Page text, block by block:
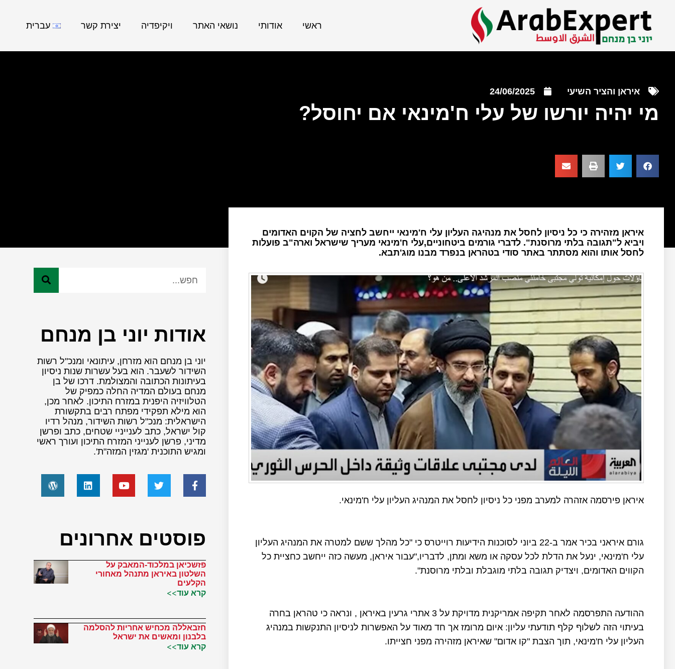
ראשי אודותי נושאי האתר ויקיפדיה יצירת קשר עברית
איראן והציר השיעי 24/06/2025
מי יהיה יורשו של עלי ח'מינאי אם יחוסל?
איראן מזהירה כי כל ניסיון לחסל את מנהיגה העליון עלי ח'מינאי ייחשב לחציה של הקוים האדומים
ויביא ל"תגובה בלתי מרוסנת". לדברי גורמים ביטחוניים,עלי ח'מינאי מעריך שישראל וארה"ב פועלות
לחסל אותו והוא מסתתר באתר סודי בטהראן בנפרד מבנו מוג'תבא.
איראן פירסמה אזהרה למערב מפני כל ניסיון לחסל את המנהיג העליון עלי ח'מינאי.
גורם איראני בכיר אמר ב-22 ביוני לסוכנות הידיעות רוייטרס כי "כל מהלך ששם למטרה את המנהיג העליון
עלי ח'מינאי, ינעל את הדלת לכל עסקה או משא ומתן, לדבריו,"עבור איראן, מעשה כזה ייחשב כחציית כל
הקווים האדומים, ויצדיק תגובה בלתי מוגבלת ובלתי מרוסנת".
ההודעה התפרסמה לאחר תקיפה אמריקנית מדויקת על 3 אתרי גרעין באיראן , ונראה כי טהראן בחרה
בעיתוי הזה לשלוף קלף תודעתי עליון: איום מרומז אך חד מאוד על האפשרות לניסיון התנקשות במנהיג
העליון עלי ח'מינאי, תוך הצבת "קו אדום" שאיראן מזהירה מפני חצייתו.
אודות יוני בן מנחם
יוני בן מנחם הוא מזרחן, עיתונאי ומנכ"ל רשות
השידור לשעבר. הוא בעל עשרות שנות ניסיון
בעיתונות הכתובה והמצולמת. דרכו של בן
מנחם בעולם המדיה החלה כמפיק של
הטלוויזיה היפנית במזרח התיכון. לאחר מכן,
הוא מילא תפקידי מפתח רבים בתקשורת
הישראלית: מנכ"ל רשות השידור, מנהל רדיו
קול ישראל, כתב לענייניי שטחים, כתב ופרשן
מדיני, פרשן לענייני המזרח התיכון ועורך ראשי
ומגיש התוכנית 'מגזין המזה"ת'.
פוסטים אחרונים
פזשכיאן במלכוד-המאבק על
השלטון באיראן מתנהל מאחורי
הקלעים
קרא עוד>>
חזבאללה מכחיש אחריות להסלמה
בלבנון ומאשים את ישראל
קרא עוד>>